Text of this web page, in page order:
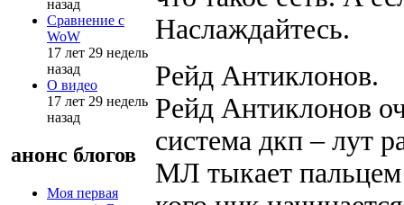
назад
Сравнение с
WoW
17 лет 29 недель
назад
О видео
17 лет 29 недель
назад
анонс блогов
Моя первая
Наслаждайтесь.
Рейд Антиклонов.
Рейд Антиклонов
система дкп – лут
МЛ тыкает пальцем